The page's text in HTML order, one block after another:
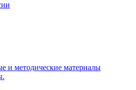
и методические материалы